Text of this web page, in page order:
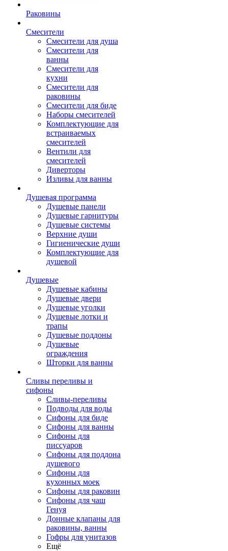
Раковины
Смесители
Смесители для душа
Смесители для
ванны
Смесители для
кухни
Смесители для
раковины
Смесители для биде
Наборы смесителей
Комплектующие для
встраиваемых
смесителей
Вентили для
смесителей
Диверторы
Изливы для ванны
Душевая программа
Душевые панели
Душевые гарнитуры
Душевые системы
Верхние души
Гигиенические души
Комплектующие для
душевой
Душевые
Душевые кабины
Душевые двери
Душевые уголки
Душевые лотки и
трапы
Душевые поддоны
Душевые
ограждения
Шторки для ванны
Сливы переливы и
сифоны
Сливы-переливы
Подводы для воды
Сифоны для биде
Сифоны для ванны
Сифоны для
писсуаров
Сифоны для поддона
душевого
Сифоны для
кухонных моек
Сифоны для раковин
Сифоны для чаш
Генуя
Донные клапаны для
раковины, ванны
Гофры для унитазов
Ещё